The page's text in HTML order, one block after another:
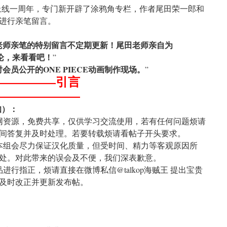
一周年，专门新开辟了涂鸦角专栏，作者尾田荣一郎和
行亲笔留言。
亲笔的特别留言不定期更新！尾田老师亲自为
，来看看吧！ ”
员公开的ONE PIECE动画制作现场。 ”
引言
：
源，免费共享，仅供学习交流使用，若有任何问题烦请
答复并及时处理。若要转载烦请看帖子开头要求。
会尽力保证汉化质量，但受时间、精力等客观原因所
。对此带来的误会及不便，我们深表歉意。
行指正，烦请直接在微博私信@talkop海贼王 提出宝贵
时改正并更新发布帖。